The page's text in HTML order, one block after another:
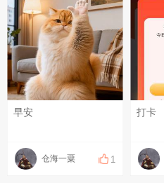
早安
仓海一粟 1
打卡